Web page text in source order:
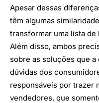
Apesar dessas
têm algumas
transformar uma lista
Além disso, ambos
sobre as soluções que
dúvidas dos
responsáveis por trazer
vendedores, que